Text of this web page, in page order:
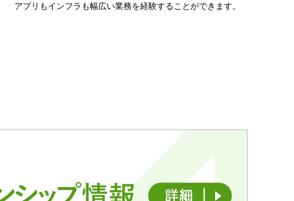
アプリもインフラも幅広い業務を経験することができます。